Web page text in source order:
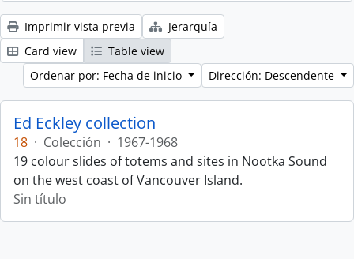
Imprimir vista previa
Jerarquía
Card view
Table view
Ordenar por: Fecha de inicio
Dirección: Descendente
Ed Eckley collection
18 · Colección · 1967-1968
19 colour slides of totems and sites in Nootka Sound
on the west coast of Vancouver Island.
Sin título